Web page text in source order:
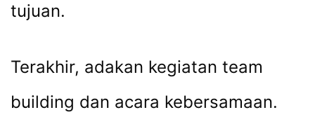
tujuan.
Terakhir, adakan kegiatan team
building dan acara kebersamaan.